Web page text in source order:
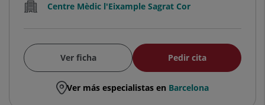
Centre Mèdic l'Eixample Sagrat Cor
Ver ficha Pedir cita
Ver más especialistas en Barcelona